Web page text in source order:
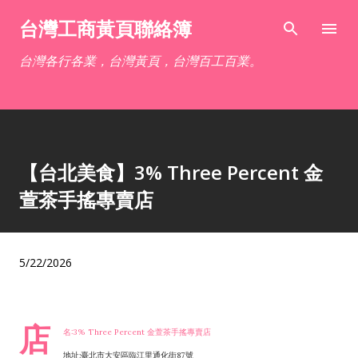
跳到主要內容
台灣工商黃頁聯絡簿
台灣各行各業，台灣黃頁，台灣百工百業。
【台北美食】3% Three Percent 金
萱茶手搖專賣店
5/22/2026
店 名:3% Three Percent 金萱茶手搖專賣店
地址:臺北市大安區臨江里通化街87號